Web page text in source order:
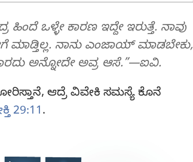
ಒಳ್ಳೇ ಕಾರಣ ಇದ್ದೇ ಇರುತ್ತೆ. ನಾವು
ಮಾಡ್ತಿಲ್ಲ. ನಾನು ಎಂಜಾಯ್‌ ಮಾಡಬೇಕು,
ಅನ್ನೋದೇ ಅವ್ರ ಆಸೆ.”—ಐವಿ.
ಆದ್ರೆ ವಿವೇಕಿ ಸಮಸ್ಯೆ ಕೊನೆ
29:11.